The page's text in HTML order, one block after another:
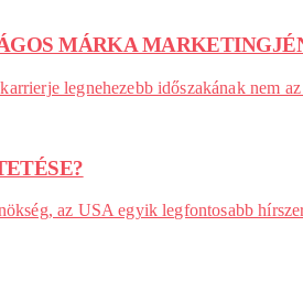
MÁRKA
legnehezebb időszakának nem
az USA egyik legfontosabb